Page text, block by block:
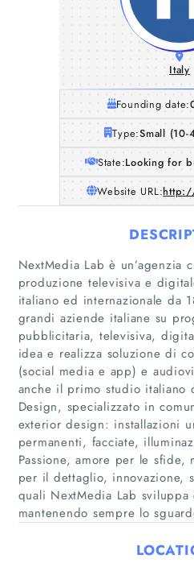
Italy
Founding date:
Type:Small (10-
State:Looking for
Website URL:
NextMedia Lab è un’agenzia
produzione televisiva e
italiano ed internazionale da
grandi aziende italiane su
pubblicitaria, televisiva,
idea e realizza soluzione di
(social media e app) e
anche il primo studio italiano
Design, specializzato in
exterior design: installazioni
permanenti, facciate,
Passione, amore per le sfide,
per il dettaglio, innovazione,
quali NextMedia Lab
mantenendo sempre lo